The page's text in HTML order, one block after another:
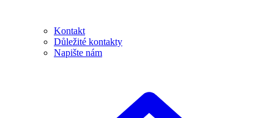
Kontakt
Důležité kontakty
Napište nám